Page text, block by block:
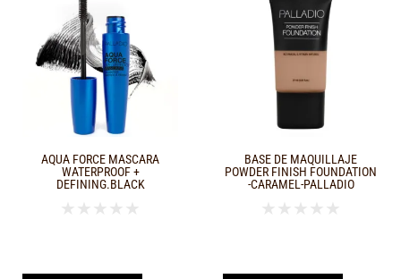
AQUA FORCE MASCARA
WATERPROOF +
DEFINING.BLACK
★ ★ ★ ★ ★
BASE DE MAQUILLAJE
POWDER FINISH FOUNDATION
-CARAMEL-PALLADIO
★ ★ ★ ★ ★